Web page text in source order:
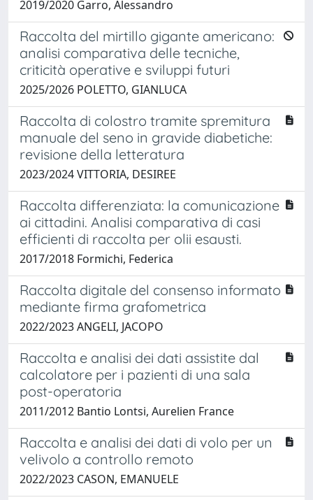
2019/2020 Garro, Alessandro
Raccolta del mirtillo gigante americano:
analisi comparativa delle tecniche,
criticità operative e sviluppi futuri
2025/2026 POLETTO, GIANLUCA
Raccolta di colostro tramite spremitura
manuale del seno in gravide diabetiche:
revisione della letteratura
2023/2024 VITTORIA, DESIREE
Raccolta differenziata: la comunicazione
ai cittadini. Analisi comparativa di casi
efficienti di raccolta per olii esausti.
2017/2018 Formichi, Federica
Raccolta digitale del consenso informato
mediante firma grafometrica
2022/2023 ANGELI, JACOPO
Raccolta e analisi dei dati assistite dal
calcolatore per i pazienti di una sala
post-operatoria
2011/2012 Bantio Lontsi, Aurelien France
Raccolta e analisi dei dati di volo per un
velivolo a controllo remoto
2022/2023 CASON, EMANUELE